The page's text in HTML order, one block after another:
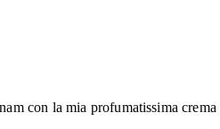
con la mia profumatissima crema